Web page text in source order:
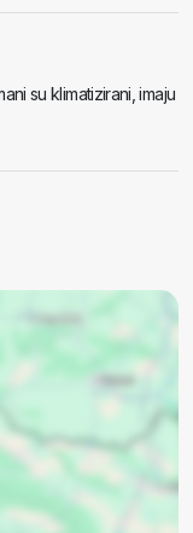
su klimatizirani, imaju